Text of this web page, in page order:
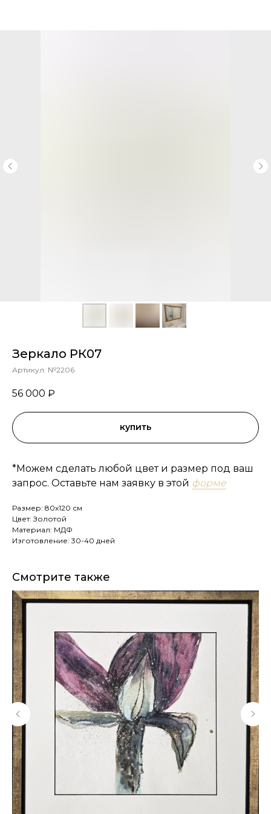
Зеркало РК07
Артикул: №2206
56 000 ₽
купить
*Можем сделать любой цвет и размер под ваш
запрос. Оставьте нам заявку в этой форме
Размер: 80х120 см
Цвет: Золотой
Материал: МДФ
Изготовление: 30-40 дней
Смотрите также